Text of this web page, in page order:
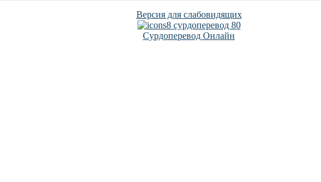
Версия для слабовидящих
Сурдоперевод Онлайн